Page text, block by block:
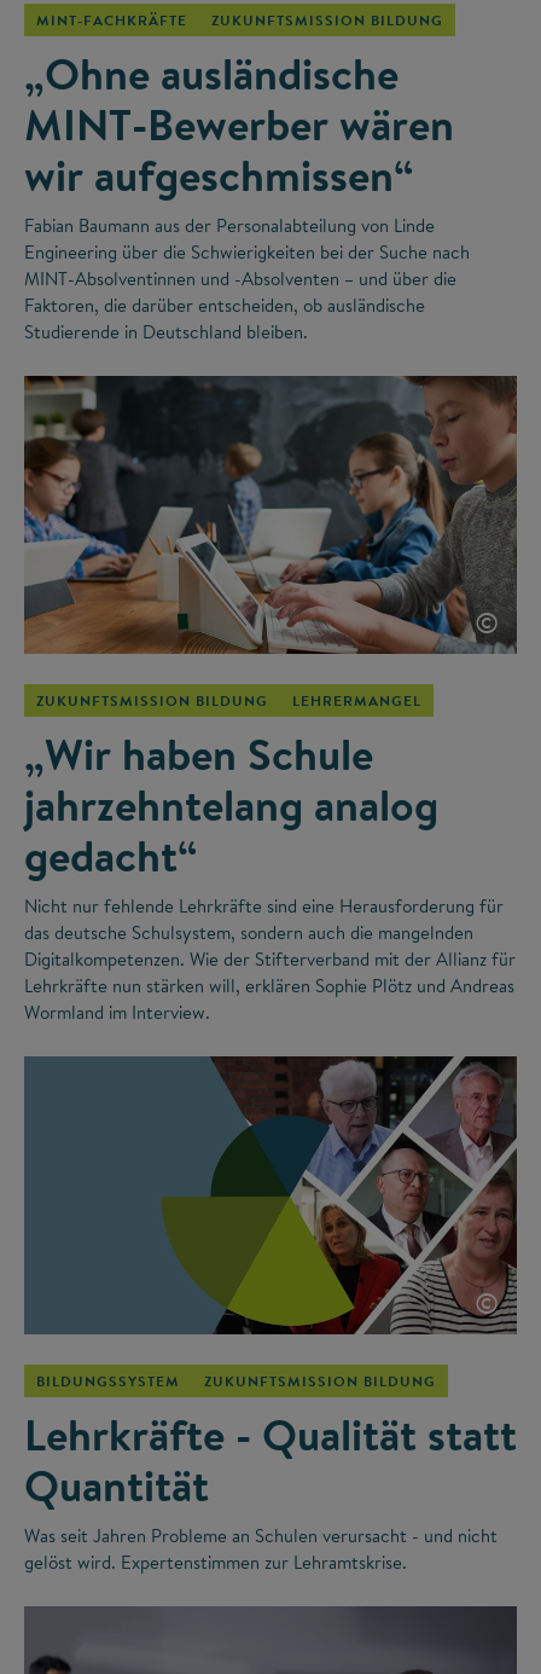
MINT-FACHKRÄFTE ZUKUNFTSMISSION BILDUNG
„Ohne ausländische
MINT-Bewerber wären
wir aufgeschmissen“
Fabian Baumann aus der Personalabteilung von Linde
Engineering über die Schwierigkeiten bei der Suche nach
MINT-Absolventinnen und -Absolventen – und über die
Faktoren, die darüber entscheiden, ob ausländische
Studierende in Deutschland bleiben.
©
ZUKUNFTSMISSION BILDUNG LEHRERMANGEL
„Wir haben Schule
jahrzehntelang analog
gedacht“
Nicht nur fehlende Lehrkräfte sind eine Herausforderung für
das deutsche Schulsystem, sondern auch die mangelnden
Digitalkompetenzen. Wie der Stifterverband mit der Allianz für
Lehrkräfte nun stärken will, erklären Sophie Plötz und Andreas
Wormland im Interview.
©
BILDUNGSSYSTEM ZUKUNFTSMISSION BILDUNG
Lehrkräfte - Qualität statt
Quantität
Was seit Jahren Probleme an Schulen verursacht - und nicht
gelöst wird. Expertenstimmen zur Lehramtskrise.